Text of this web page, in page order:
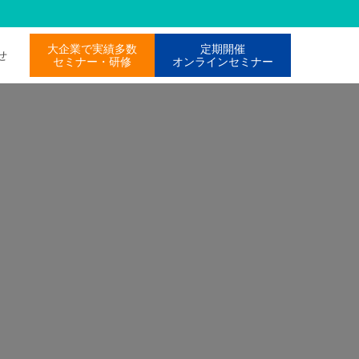
大企業で実績多数
セミナー・研修
定期開催
オンラインセミナー